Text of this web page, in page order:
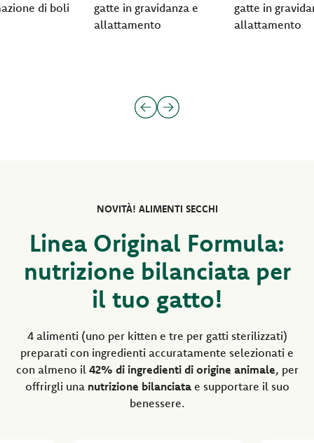
di boli
gatte in gravidanza e
allattamento
gatte in
allattamento
NOVITÀ! ALIMENTI SECCHI
Linea Original Formula:
nutrizione bilanciata per
il tuo gatto!
4 alimenti (uno per kitten e tre per gatti sterilizzati)
preparati con ingredienti accuratamente selezionati e
con almeno il 42% di ingredienti di origine animale, per
offrirgli una nutrizione bilanciatae supportare il suo
benessere.